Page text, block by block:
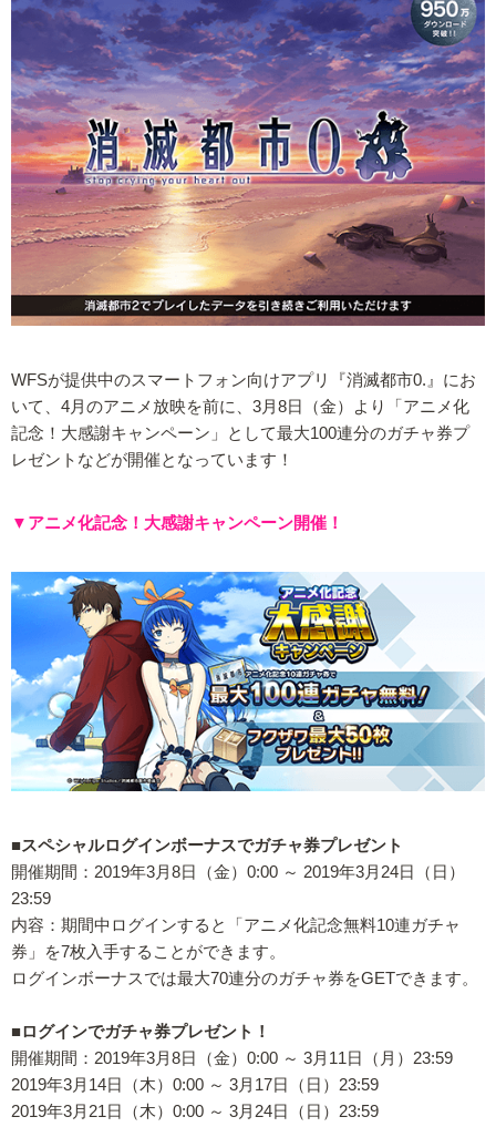
WFSが提供中のスマートフォン向けアプリ『消滅都市0.』にお
いて、4月のアニメ放映を前に、3月8日（金）より「アニメ化
記念！大感謝キャンペーン」として最大100連分のガチャ券プ
レゼントなどが開催となっています！
▼アニメ化記念！大感謝キャンペーン開催！
■スペシャルログインボーナスでガチャ券プレゼント
開催期間：2019年3月8日（金）0:00 ～ 2019年3月24日（日）
23:59
内容：期間中ログインすると「アニメ化記念無料10連ガチャ
券」を7枚入手することができます。
ログインボーナスでは最大70連分のガチャ券をGETできます。
■ログインでガチャ券プレゼント！
開催期間：2019年3月8日（金）0:00 ～ 3月11日（月）23:59
2019年3月14日（木）0:00 ～ 3月17日（日）23:59
2019年3月21日（木）0:00 ～ 3月24日（日）23:59